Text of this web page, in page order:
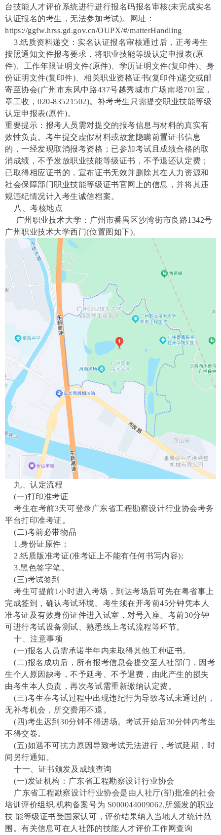
台技能人才评价系统进行进行报名码报名审核(未完成实名
认证报名的考生，无法参加考试)。网址：
https://ggfw.hrss.gd.gov.cn/OUPX/#/matterHandling
3.纸质资料递交：实名认证报名审核通过后，正考考生
按照通知文件报考要求，将职业技能等级认定申报表(原
件)、工作年限证明文件(原件)、学历证明文件(复印件)、身
份证明文件(复印件)、相关职业资格证书(复印件)递交或邮
寄至协会(广州市东风中路437号越秀城市广场南塔701室，
章工收，020-83521502)。补考考生只需提交职业技能等级
认定申报表(原件)。
重要提示：报考人员需对提交的报考信息与材料的真实有
效性负责。考生提交虚假材料或故意隐瞒前置证书信息
的，一经发现取消报考资格；已参加考试且成绩合格的取
消成绩，不予发放职业技能等级证书，不予退还认定费；
已取得相应证书的，宣布证书无效并删除其在人力资源和
社会保障部门职业技能等级证书官网上的信息，并将其违
规违纪情况计入考生诚信档案。
八、考核地点
广州职业技术大学：广州市番禺区沙湾街市良路1342号
广州职业技术大学西门(位置图如下)。
九、认定流程
(一)打印准考证
考生在考前3天可登录广东省工程勘察设计行业协会考务
平台打印准考证。
(二)考前必带物品
1.身份证原件；
2.纸质版准考证(准考证上不能有任何书写内容);
3.黑色签字笔。
(三)考试签到
考生可提前1小时进入考场，到达考场后可先在粤省事上
完成签到，确认考试环境。考生须在开考前45分钟凭本人
准考证及有效身份证件进入试室，对号入座。考前30分钟
可进行考试设备测试、熟悉线上考试流程等环节。
十、注意事项
(一)报名人员需承诺半年内未取得其他工种证书。
(二)报名成功后，所有报考信息会提交至人社部门，因考
生个人原因缺考，不予延考、不予退费，由此产生的损失
由考生本人负责，再次考试需重新缴纳认定费。
(三)考生在考试过程中出现违纪行为导致考试未通过的，
无补考机会，所交费用不退。
(四)考生迟到30分钟不得进场。考试开始后30分钟内考生
不得交卷。
(五)如遇不可抗力原因导致考试无法进行，考试延期，时
间另行通知。
十一、证书颁发及成绩查询
(一)发证机构：广东省工程勘察设计行业协会
广东省工程勘察设计行业协会是由人社厅(部)批准的社会
培训评价组织,机构备案号为 S000044009062,所颁发的职业
技 能等级证书受国家认可，评价结果纳入当地人才统计范
围。有关信息可在人社部的技能人才评价工作网查询